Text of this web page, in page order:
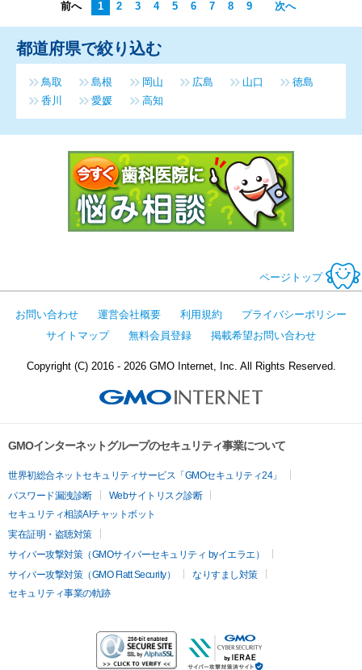
前へ 1 2 3 4 5 6 7 8 9 次へ
都道府県で絞り込む
鳥取 島根 岡山 広島 山口
徳島
香川
愛媛 高知
ページトップ
お問い合わせ 運営会社概要 利用規約
プライバシーポリシー
サイトマップ
無料会員登録 掲載希望お問い合わせ
Copyright (C) 2016 - 2026 GMO Internet, Inc. All Rights Reserved.
GMOインターネットグループのセキュリティ事業について
世界初総合ネットセキュリティサービス「GMOセキュリティ24」
パスワード漏洩診断
Webサイトリスク診断
セキュリティ相談AIチャットボット
実在証明・盗聴対策
サイバー攻撃対策（GMOサイバーセキュリティ byイエラエ）
サイバー攻撃対策（GMO Flatt Security）
なりすまし対策
セキュリティ事業の軌跡